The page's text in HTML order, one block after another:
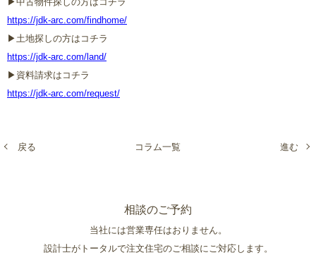
https://jdk-arc.com/findhome/
▶︎土地探しの方はコチラ
https://jdk-arc.com/land/
▶︎資料請求はコチラ
https://jdk-arc.com/request/
戻る コラム一覧 進む
相談のご予約
当社には営業専任はおりません。
設計士がトータルで注文住宅のご相談にご対応します。